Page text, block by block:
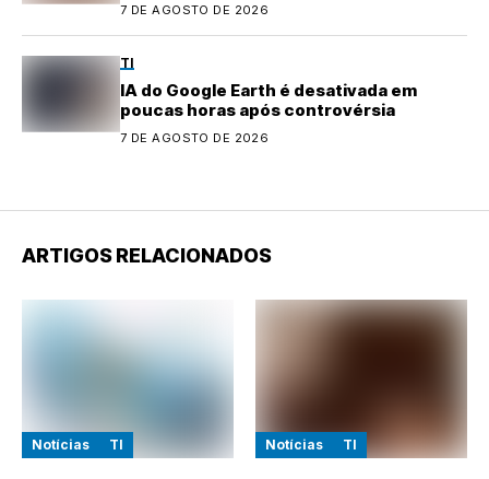
7 DE AGOSTO DE 2026
TI
IA do Google Earth é desativada em
poucas horas após controvérsia
7 DE AGOSTO DE 2026
ARTIGOS RELACIONADOS
Notícias TI Notícias TI